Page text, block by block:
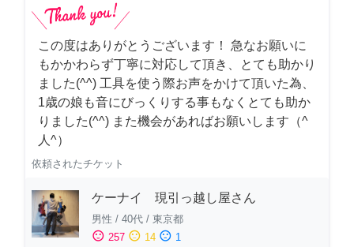
この度はありがとうございます！ 急なお願いに
もかかわらず丁寧に対応して頂き、とても助かり
ました(^^) 工具を使う際お声をかけて頂いた為、
1歳の娘も音にびっくりする事もなくとても助か
りました(^^) また機会があればお願いします（^
人^）
依頼されたチケット
ケーナイ 現引っ越し屋さん
男性 / 40代 / 東京都
sentiment_satisfied 257 sentiment_neutral 14 sentiment_dissatisfied 1